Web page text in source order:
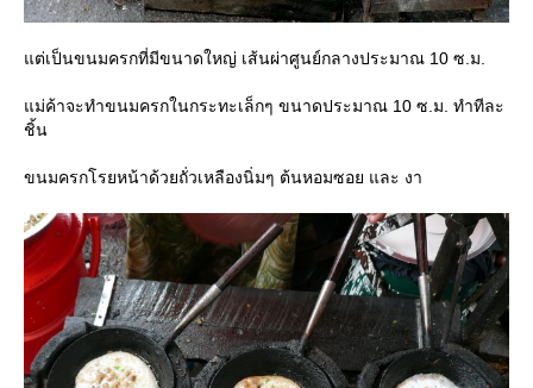
ต่เป็นขนมครกที่มีขนาดใหญ่ เส้นผ่าศูนย์กลางประมาณ 10 ซ.ม.
ม่ค้าจะทำขนมครกในกระทะเล็กๆ ขนาดประมาณ 10 ซ.ม. ทำทีละ
ชิ้น
ขนมครกโรยหน้าด้วยถั่วเหลืองนิ่มๆ ต้นหอมซอย และ งา